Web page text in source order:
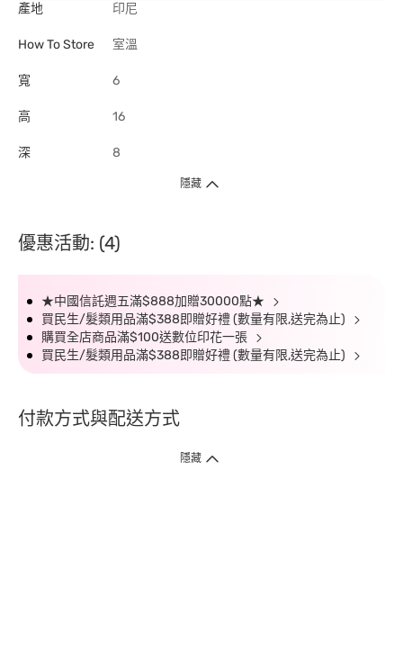
產地
印尼
How To Store 室溫
寬 6
高 16
深 8
隱藏
優惠活動: (4)
★中國信託週五滿$888加贈30000點★
買民生/髮類用品滿$388即贈好禮 (數量有限,送完為止)
購買全店商品滿$100送數位印花一張
買民生/髮類用品滿$388即贈好禮 (數量有限,送完為止)
付款方式與配送方式
隱藏